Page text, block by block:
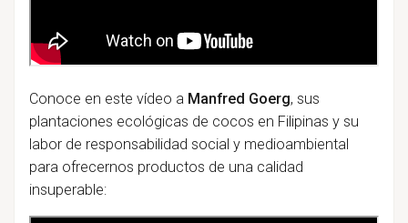
Conoce en este vídeo a Manfred Goerg, sus
plantaciones ecológicas de cocos en Filipinas y su
labor de responsabilidad social y medioambiental
para ofrecernos productos de una calidad
insuperable: